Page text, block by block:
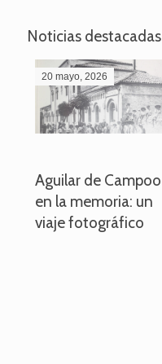
Noticias destacadas
20 mayo, 2026
Aguilar de Campoo
en la memoria: un
viaje fotográfico